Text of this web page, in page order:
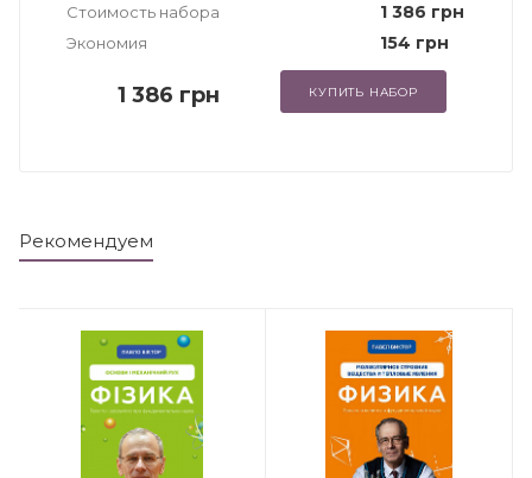
Стоимость набора 1 386 грн
Экономия 154 грн
1 386 грн КУПИТЬ НАБОР
Рекомендуем